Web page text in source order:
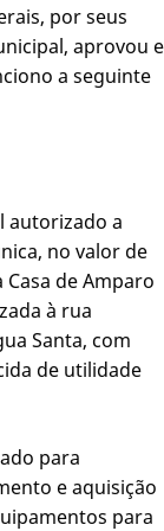
por seus
aprovou e
a seguinte
autorizado a
no valor de
de Amparo
à rua
Santa, com
de utilidade
para
e aquisição
para